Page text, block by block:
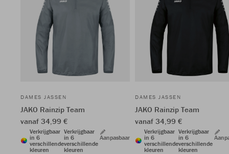
DAMES JASSEN
JAKO Rainzip Team
vanaf 34,99 €
Verkrijgbaar
in 6
verschillende
kleuren
Verkrijgbaar
in 6
verschillende
kleuren
Aanpasbaar
DAMES JASSEN
JAKO Rainzip Team
vanaf 34,99 €
Verkrijgbaar
in 6
verschillende
kleuren
Verkrijgbaar
in 6
verschillende
kleuren